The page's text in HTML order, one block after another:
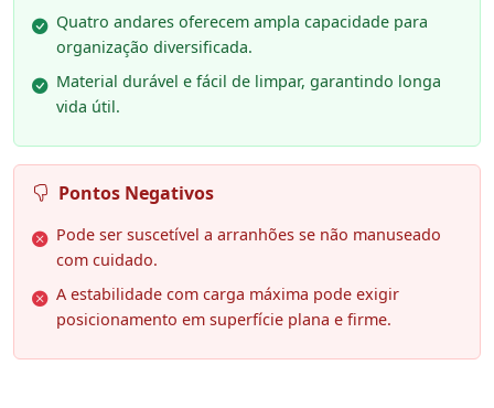
Quatro andares oferecem ampla capacidade para
organização diversificada.
Material durável e fácil de limpar, garantindo longa
vida útil.
Pontos Negativos
Pode ser suscetível a arranhões se não manuseado
com cuidado.
A estabilidade com carga máxima pode exigir
posicionamento em superfície plana e firme.